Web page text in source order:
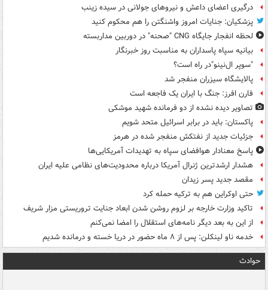
درگیری اعضای داعش و نیروهای جولانی در سیده زینب
پزشکیان: جنایات امروز واشنگتن را هم محکوم کنید
لحظه انفجار جایگاه CNG "صحنه" در دوربین مداربسته
بیانیه سپاه پاسداران به مناسبت روز خبرنگار
"سوپر ال‌نینو"در راه است؟
پالایشگاه سیزران منفجر شد
فارن افرز: جنگ با ایران یک فاجعه است
تصاویر دیده‌ نشده از دو فرمانده شهید موشکی
پاکستان: باید در برابر اسرائیل متحد شویم
جزئیات جدید از نفتکش منفجر شده در هرمز
پاسخ معنادار هوافضای سپاه به تهدیدات آمریکایی‌ها
هشدار ارشدترین ژنرال آمریکا درباره محدودیت‌های نظامی علیه ایران
مقصد جدید پسر زیدان
حتی اوکراین هم به ترکیه حمله کرد
تاکید وزارت خارجه بر لزوم روشن شدن ابعاد جنایت تروریستی مزار شریف
از این به بعد دیگر نامه‌های استقلال را امضا نمی‌کنم
خدمه ناو لینکلن: پس از ۸ ماه حضور در دریا خسته و درمانده‌ شدیم
حوادث